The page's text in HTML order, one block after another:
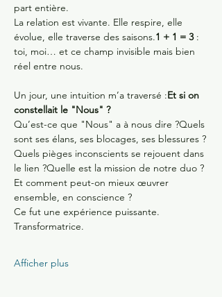
part entière.
La relation est vivante. Elle respire, elle
évolue, elle traverse des saisons.1 + 1 = 3 :
toi, moi… et ce champ invisible mais bien
réel entre nous.
Un jour, une intuition m’a traversé :Et si on
constellait le "Nous" ?
Qu’est-ce que "Nous" a à nous dire ?Quels
sont ses élans, ses blocages, ses blessures ?
Quels pièges inconscients se rejouent dans
le lien ?Quelle est la mission de notre duo ?
Et comment peut-on mieux œuvrer
ensemble, en conscience ?
Ce fut une expérience puissante.
Transformatrice.
Afficher plus